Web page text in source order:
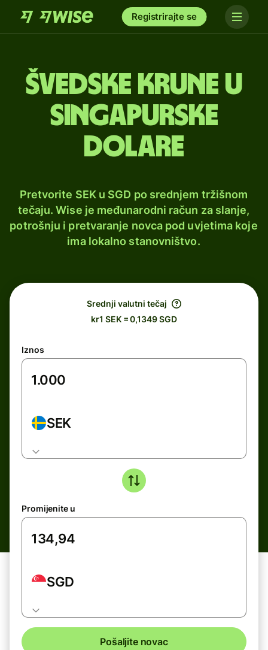
Registrirajte se
Švedske krune u
singapurske
dolare
Pretvorite SEK u SGD po srednjem tržišnom
tečaju. Wise je međunarodni račun za slanje,
potrošnju i pretvaranje novca pod uvjetima koje
ima lokalno stanovništvo.
Srednji valutni tečaj
kr1 SEK = 0,1349 SGD
Iznos
SEK
Promijenite u
SGD
Pošaljite novac